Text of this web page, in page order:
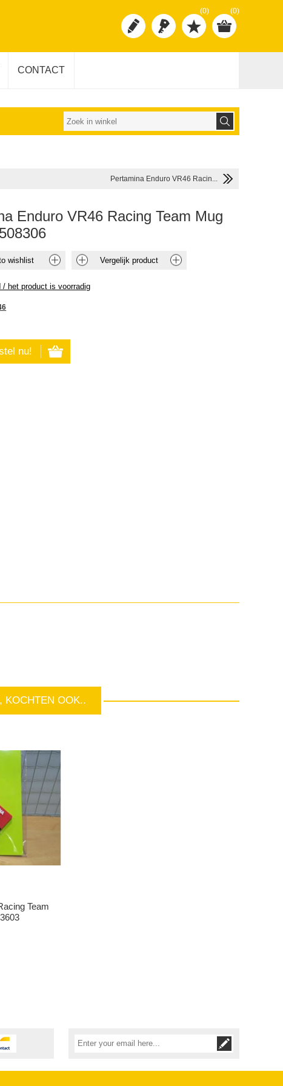
(0) (0)
CONTACT
Pertamina Enduro VR46 Racin...
Enduro VR46 Racing Team Mug
KOCHTEN OOK..
Team